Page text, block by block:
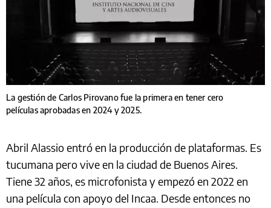
La gestión de Carlos Pirovano fue la primera en tener cero
películas aprobadas en 2024 y 2025.
Abril Alassio entró en la producción de plataformas. Es
tucumana pero vive en la ciudad de Buenos Aires.
Tiene 32 años, es microfonista y empezó en 2022 en
una película con apoyo del Incaa. Desde entonces no